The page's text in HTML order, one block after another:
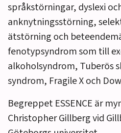
språkstörningar, dyslexi
anknytningsstörning,
ätstörning och
fenotypsyndrom som till
alkoholsyndrom, Tuberös
syndrom, Fragile X och
Begreppet ESSENCE är
Christopher Gillberg vid